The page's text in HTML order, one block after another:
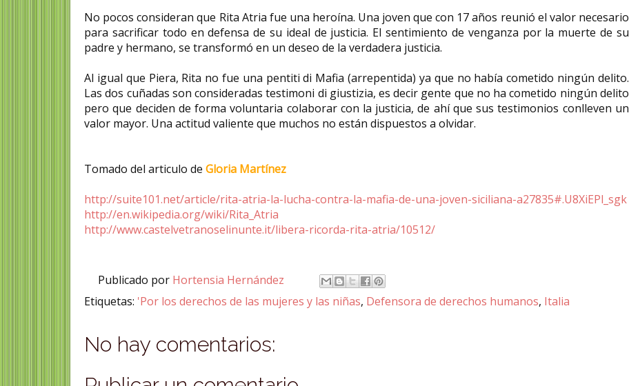
No pocos consideran que Rita Atria fue una heroína. Una joven que con 17 años reunió el valor necesario
para sacrificar todo en defensa de su ideal de justicia. El sentimiento de venganza por la muerte de su
padre y hermano, se transformó en un deseo de la verdadera justicia.
Al igual que Piera, Rita no fue una pentiti di Mafia (arrepentida) ya que no había cometido ningún delito.
Las dos cuñadas son consideradas testimoni di giustizia, es decir gente que no ha cometido ningún delito
pero que deciden de forma voluntaria colaborar con la justicia, de ahí que sus testimonios conlleven un
valor mayor. Una actitud valiente que muchos no están dispuestos a olvidar.
Tomado del articulo deGloria Martínez
http://suite101.net/article/rita-atria-la-lucha-contra-la-mafia-de-una-joven-siciliana-a27835#.U8XiEPl_sgk
http://en.wikipedia.org/wiki/Rita_Atria
http://www.castelvetranoselinunte.it/libera-ricorda-rita-atria/10512/
Publicado por Hortensia Hernández
Etiquetas: 'Por los derechos de las mujeres y las niñas, Defensora de derechos humanos, Italia
No hay comentarios: